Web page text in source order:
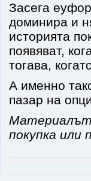
Засега
доминира и
историята
появяват,
тогава,
А именно
пазар на
Материалът
покупка или